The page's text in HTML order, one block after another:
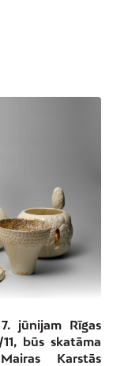
jūnijam Rīgas
būs skatāma
Karstās